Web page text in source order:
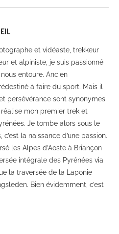
et vidéaste, trekkeur
et alpiniste, je suis passionné
entoure. Ancien
à faire du sport. Mais il
persévérance sont synonymes
mon premier trek et
Je tombe alors sous le
la naissance d’une passion.
les Alpes d’Aoste à Briançon
intégrale des Pyrénées via
la traversée de la Laponie
Bien évidemment, c’est